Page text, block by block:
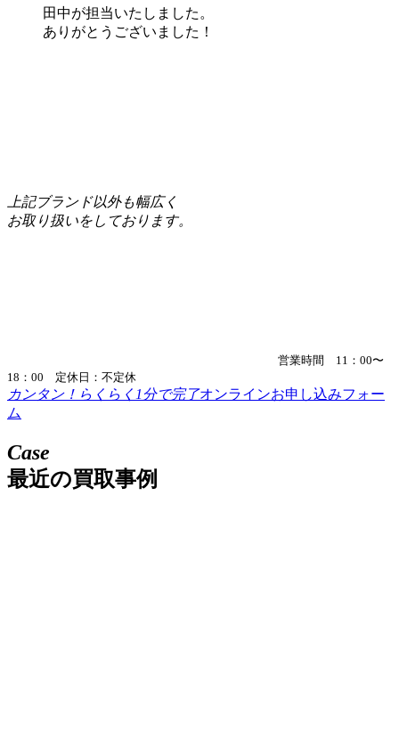
田中が担当いたしました。
ありがとうございました！
上記ブランド以外も幅広く
お取り扱いをしております。
営業時間 11：00〜
18：00 定休日：不定休
カンタン！らくらく1分で完了オンラインお申し込みフォー
ム
Case
最近の買取事例